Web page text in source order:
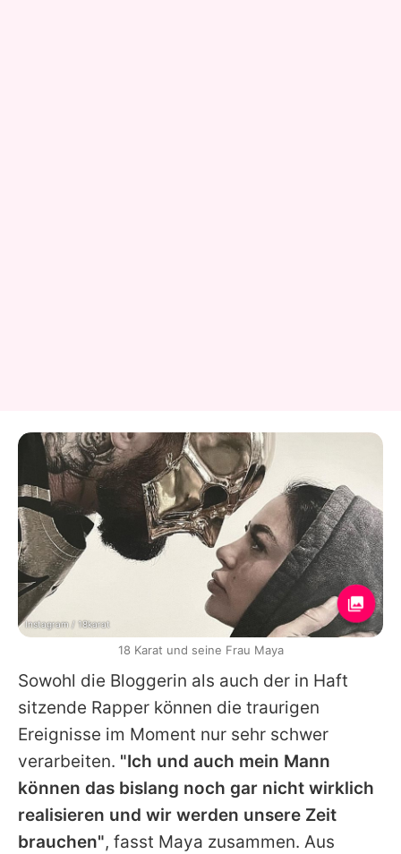
Sowohl die Bloggerin als auch der in Haft
sitzende Rapper können die traurigen
Ereignisse im Moment nur sehr schwer
verarbeiten. "Ich und auch mein Mann
können das bislang noch gar nicht wirklich
realisieren und wir werden unsere Zeit
brauchen", fasst Maya zusammen. Aus
Instagram / 18karat
18 Karat und seine Frau Maya